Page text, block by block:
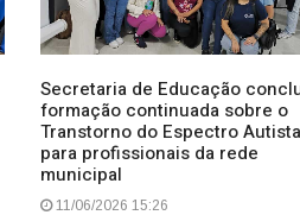
Secretaria de Educação
formação continuada sobre o
Transtorno do Espectro Autista
para profissionais da rede
municipal
11/06/2026 15:26